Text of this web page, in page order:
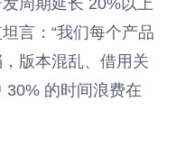
言：“我们每个产品
版本混乱、借用关
30% 的时间浪费在